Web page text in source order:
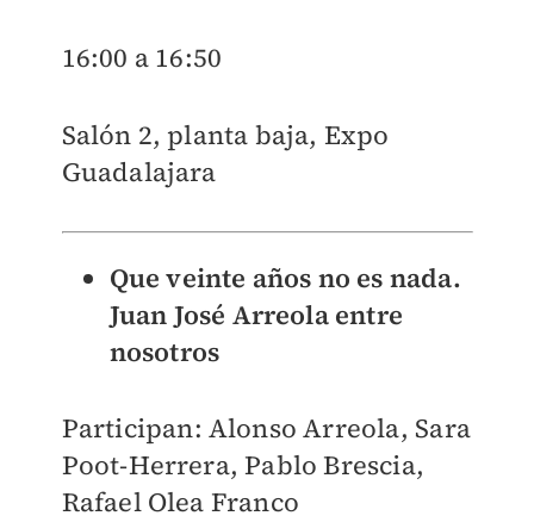
16:00 a 16:50
Salón 2, planta baja, Expo
Guadalajara
Que veinte años no es nada.
Juan José Arreola entre
nosotros
Participan: Alonso Arreola, Sara
Poot-Herrera, Pablo Brescia,
Rafael Olea Franco